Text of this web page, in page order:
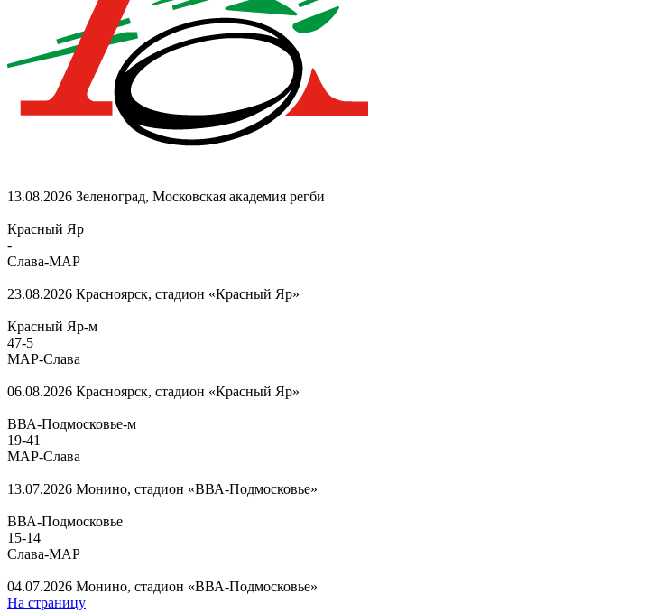
13.08.2026 Зеленоград, Московская академия регби
Красный Яр
-
Слава-МАР
23.08.2026 Красноярск, стадион «Красный Яр»
Красный Яр-м
47-5
МАР-Слава
06.08.2026 Красноярск, стадион «Красный Яр»
ВВА-Подмосковье-м
19-41
МАР-Слава
13.07.2026 Монино, стадион «ВВА-Подмосковье»
ВВА-Подмосковье
15-14
Слава-МАР
04.07.2026 Монино, стадион «ВВА-Подмосковье»
На страницу